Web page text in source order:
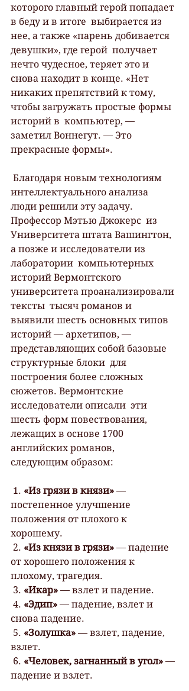
которого главный герой попадает
в беду и в итоге  выбирается из
нее, а также «парень добивается
девушки», где герой  получает
нечто чудесное, теряет это и
снова находит в конце. «Нет
никаких препятствий к тому,
чтобы загружать простые формы
историй в  компьютер, —
заметил Воннегут. — Это
прекрасные формы».
интеллектуального анализа
люди решили эту задачу.
Профессор Мэтью Джокерс  из
Университета штата Вашингтон,
а позже и исследователи из
лаборатории  компьютерных
историй Вермонтского
университета проанализировали
тексты  тысяч романов и
выявили шесть основных типов
историй — архетипов, —
представляющих собой базовые
структурные блоки  для
построения более сложных
сюжетов. Вермонтские
исследователи описали  эти
шесть форм повествования,
лежащих в основе 1700
английских романов,
следующим образом:
1. «Из грязи в князи» —
постепенное улучшение
положения от плохого к
хорошему.
2. «Из князи в грязи» — падение
от хорошего положения к
плохому, трагедия.
3. «Икар» — взлет и падение.
4. «Эдип» — падение, взлет и
снова падение.
5. «Золушка» — взлет, падение,
взлет.
6. «Человек, загнанный в угол» —
падение и взлет.